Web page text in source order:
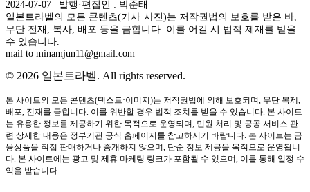
2024-07-07 | 발행·편집인 : 박준태
일본트라벨의 모든 콘텐츠(기사·사진)는 저작권법의 보호를 받은 바,
무단 전재, 복사, 배포 등을 금합니다. 이를 어길 시 법적 제재를 받을
수 있습니다.
mail to minamjun11@gmail.com
© 2026 일본트라벨. All rights reserved.
본 사이트의 모든 콘텐츠(텍스트·이미지)는 저작권법에 의해 보호되며, 무단 복제,
배포, 전재를 금합니다. 이를 위반할 경우 법적 조치를 받을 수 있습니다. 본 사이트
는 유용한 정보를 제공하기 위한 목적으로 운영되며, 민원 처리 및 공공 서비스 관
련 상세한 내용은 정부기관 공식 홈페이지를 참고하시기 바랍니다. 본 사이트는 금
융상품을 직접 판매하거나 중개하지 않으며, 단순 정보 제공을 목적으로 운영됩니
다. 본 사이트에는 광고 및 제휴 마케팅 링크가 포함될 수 있으며, 이를 통해 일정 수
익을 받습니다.